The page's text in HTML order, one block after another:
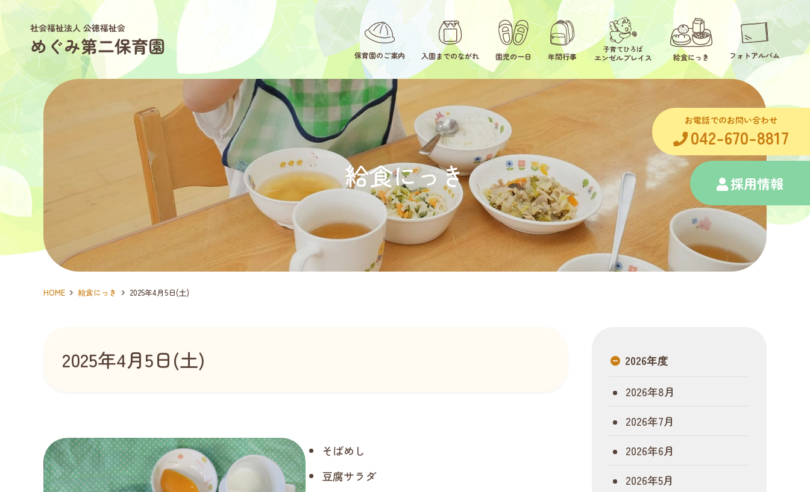
保育園のご案内 入園までのながれ 園児の一日 年間行事
子育てひろば
エンゼルプレイス 給食にっき フォトアルバム
お電話でのお問い合わせ
042-670-8817
採用情報
給食にっき
HOME 給食にっき 2025年4月5日(土)
2025年4月5日(土)
そばめし
豆腐サラダ
2026年度
2026年8月
2026年7月
2026年6月
2026年5月